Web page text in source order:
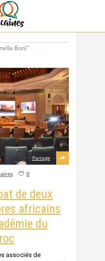
Boni"
Partage
0
de deux
africains
du
associés de